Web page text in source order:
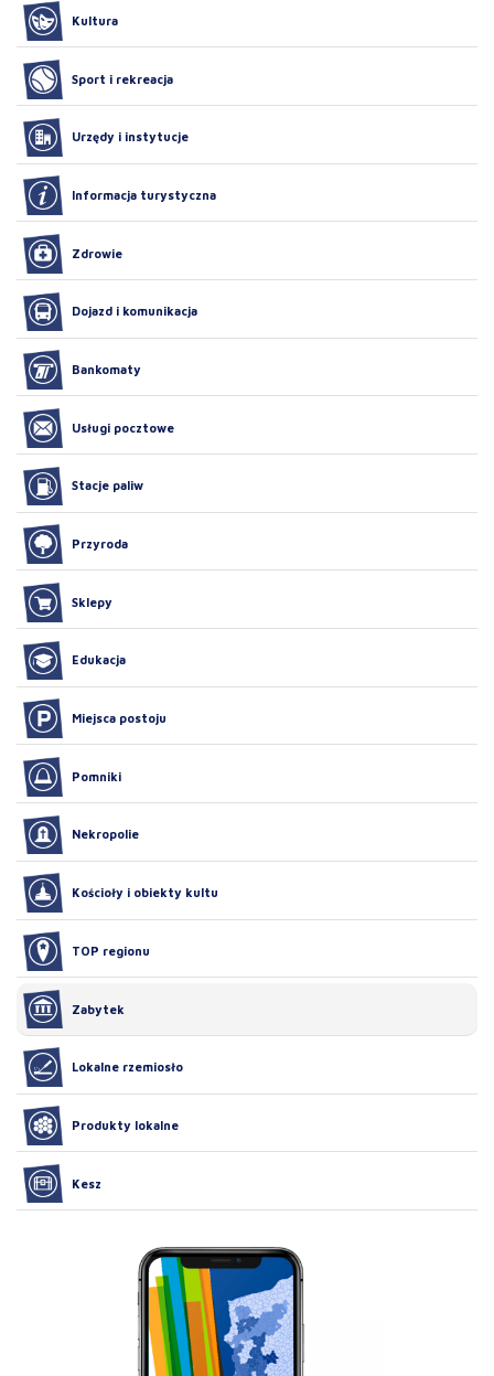
Kultura
Sport i rekreacja
Urzędy i instytucje
Informacja turystyczna
Zdrowie
Dojazd i komunikacja
Bankomaty
Usługi pocztowe
Stacje paliw
Przyroda
Sklepy
Edukacja
Miejsca postoju
Pomniki
Nekropolie
Kościoły i obiekty kultu
TOP regionu
Zabytek
Lokalne rzemiosło
Produkty lokalne
Kesz